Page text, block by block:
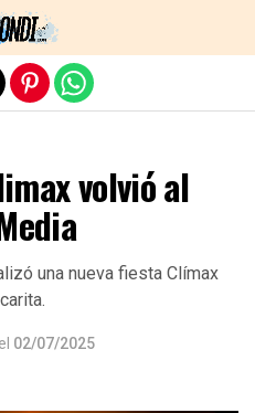
volvió al
una nueva fiesta Clímax
el 02/07/2025
version